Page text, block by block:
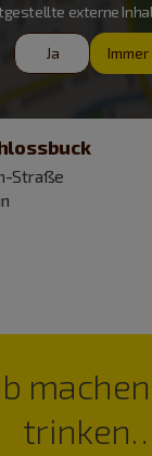
externe
Ja Immer
Straße